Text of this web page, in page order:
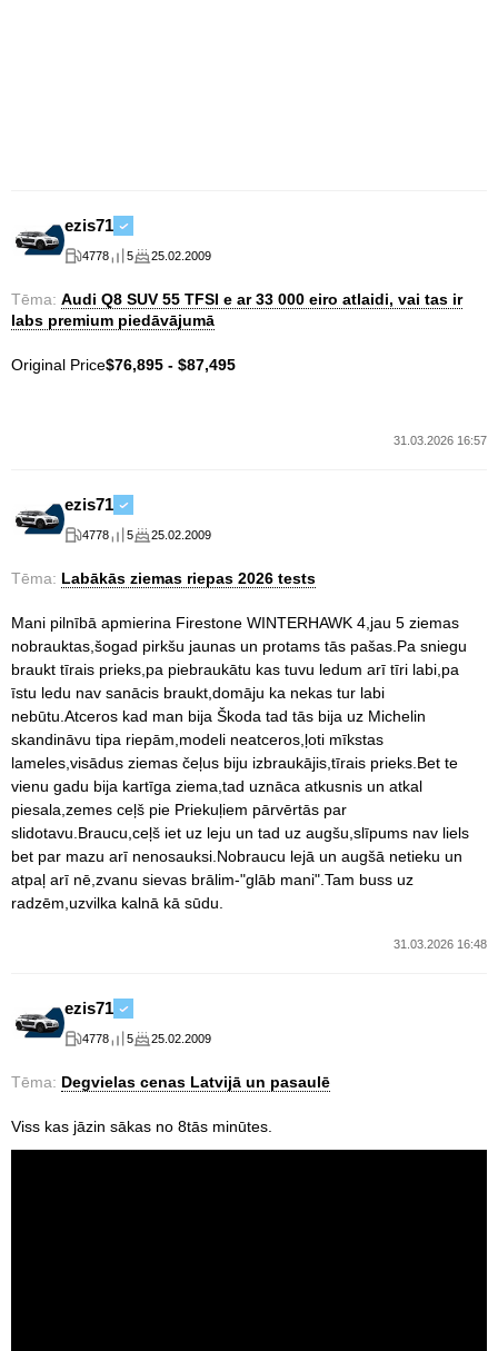
ezis71
4778 5 25.02.2009
Tēma: Audi Q8 SUV 55 TFSI e ar 33 000 eiro atlaidi, vai tas ir
labs premium piedāvājumā
Original Price$76,895 - $87,495
31.03.2026 16:57
ezis71
4778 5 25.02.2009
Tēma: Labākās ziemas riepas 2026 tests
Mani pilnībā apmierina Firestone WINTERHAWK 4,jau 5 ziemas
nobrauktas,šogad pirkšu jaunas un protams tās pašas.Pa sniegu
braukt tīrais prieks,pa piebraukātu kas tuvu ledum arī tīri labi,pa
īstu ledu nav sanācis braukt,domāju ka nekas tur labi
nebūtu.Atceros kad man bija Škoda tad tās bija uz Michelin
skandināvu tipa riepām,modeli neatceros,ļoti mīkstas
lameles,visādus ziemas čeļus biju izbraukājis,tīrais prieks.Bet te
vienu gadu bija kartīga ziema,tad uznāca atkusnis un atkal
piesala,zemes ceļš pie Priekuļiem pārvērtās par
slidotavu.Braucu,ceļš iet uz leju un tad uz augšu,slīpums nav liels
bet par mazu arī nenosauksi.Nobraucu lejā un augšā netieku un
atpaļ arī nē,zvanu sievas brālim-"glāb mani".Tam buss uz
radzēm,uzvilka kalnā kā sūdu.
31.03.2026 16:48
ezis71
4778 5 25.02.2009
Tēma: Degvielas cenas Latvijā un pasaulē
Viss kas jāzin sākas no 8tās minūtes.